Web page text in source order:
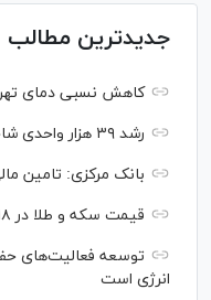
جدیدترین مطالب
کاهش نسبی دمای
رشد ۳۹ هزار واحدی شاخص بورس
بانک مرکزی: تامین مالی زنجیره
قیمت سکه و طلا در ۱۸ مرداد ۱۴۰۵
توسعه فعالیت‌های
انرژی است